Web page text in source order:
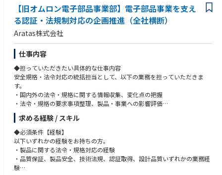
◆業界動向と自社事業の特徴
・RY,SW,CN他メカコンポ事業中心を民生産業多岐にわたりグローバルに
展開。数10年の事業・技術で培われた大量生産・高品質やアプリフィット
商品が強み。
・環境や省エネトレンド背景にエネルギー・EV分野他、他高圧電源のニー
ズに合わせた商品を強化中。
・3D CAD、CAE などを用いた設計・解析スキル
・英語での技術コミュニケーション経験（読み書きレベルでも可）
◆歓迎する人物像
・ものづくりに強い興味を持ち、現場で手を動かしながら技術を深めたい
方
・課題を自ら見つけ、仮説立案・検証を主体的に進められる方
・データや事実に基づいて論理的に考え、改善策を導き出せる方
・新しい技術や工法に対して柔軟に挑戦できる探求心・向上心のある方
・失敗を恐れず、試行錯誤を楽しめる方
◆使用する開発言語・ソフト・装置/機器等
・Office365(Outlook、Teams、Word、Excel、PowerPoint等)
・3D-CAD（Solidworks)
【旧オムロン電子部品事業部】電子部品事業を支え
る認証・法規制対応の企画推進（全社横断）
Aratas株式会社
仕事内容
◆担っていただきたい具体的な仕事内容
安全規格・法令対応の統括担当として、以下の業務を担っていただきま
す。
・国内外の法令・規格に関する情報収集、変化点の把握
・法令・規格の要求事項整理、製品・事業への影響評価
・影響評価結果に基づく対応方針の立案
・開発・品質・製造・事業部門など関係部門との調整・合意形成
・法令遵守・規格適合を確実に行うための社内ルール・手順の整備
・認証維持や法令対応に関するリスク課題の抽出・対応推進
・関係者が継続的に実行できる業務プロセスの構築
・将来的には、業界団体や標準化機関における規格策定・改訂活動への参
画
求める経験 / スキル
◆必須条件【経験】
以下いずれかの経験をお持ちの方。
・製品に関する法令・規格対応の経験
・品質保証、製品安全、技術法規、認証取得、設計品質いずれかの業務経
験